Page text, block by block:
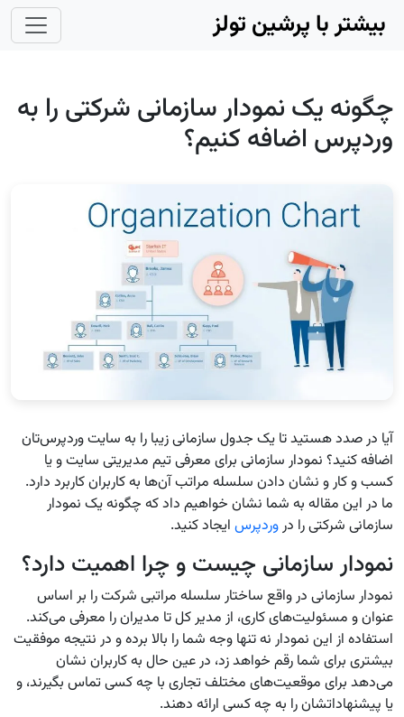
Skip to main content
بیشتر با پرشین تولز
چگونه یک نمودار سازمانی شرکتی را به
وردپرس اضافه کنیم؟
آیا در صدد هستید تا یک جدول سازمانی زیبا را به سایت وردپرس‌تان
اضافه کنید؟ نمودار سازمانی برای معرفی تیم مدیریتی سایت و یا
کسب و کار و نشان دادن سلسله مراتب آن‌ها به کاربران کاربرد دارد.
ما در این مقاله به شما نشان خواهیم داد که چگونه یک نمودار
سازمانی شرکتی را دروردپرس ایجاد کنید.
نمودار سازمانی چیست و چرا اهمیت دارد؟
نمودار سازمانی در واقع ساختار سلسله مراتبی شرکت را بر اساس
عنوان و مسئولیت‌های کاری، از مدیر کل تا مدیران را معرفی می‌کند.
استفاده از این نمودار نه تنها وجه شما را بالا برده و در نتیجه موفقیت
بیشتری برای شما رقم خواهد زد، در عین حال به کاربران نشان
می‌دهد برای موقعیت‌های مختلف تجاری با چه کسی تماس بگیرند، و
یا پیشنهاداتشان را به چه کسی ارائه دهند.